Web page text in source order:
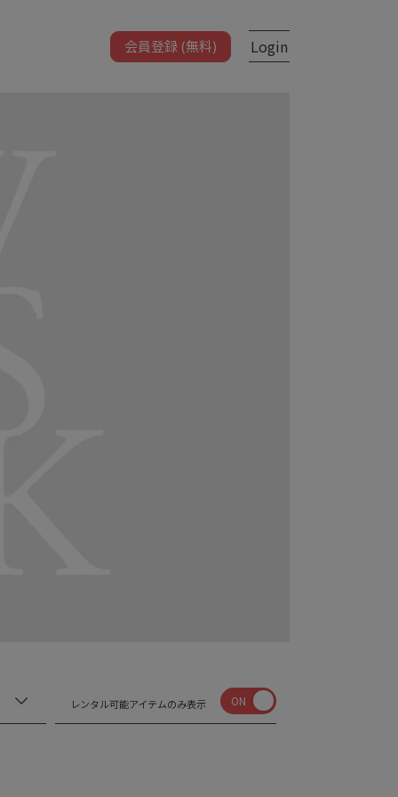
会員登録 (無料) Login
レンタル可能アイテムのみ表示 ON